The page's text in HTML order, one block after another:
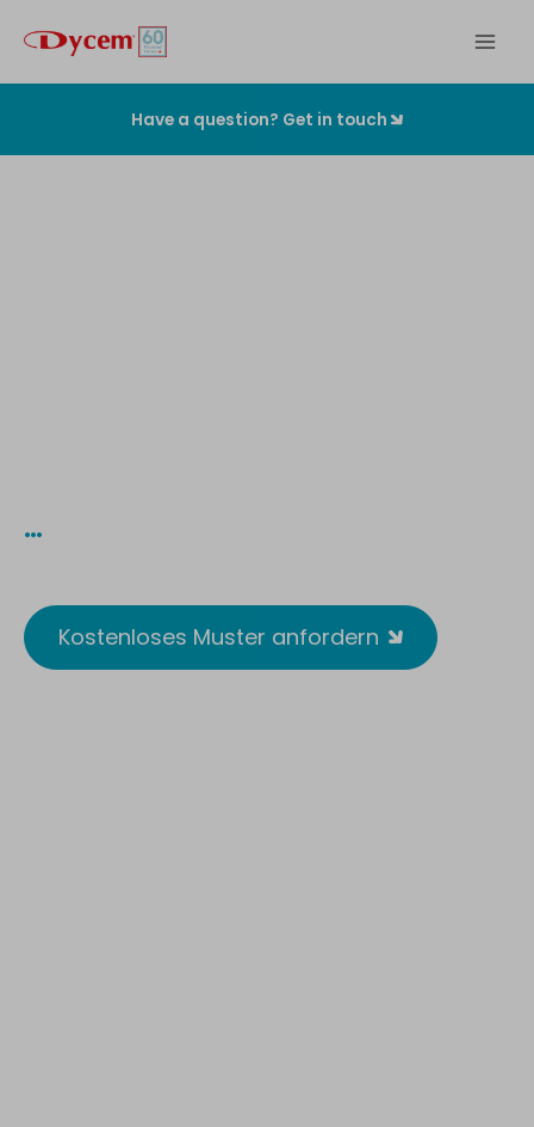
Inhalt
springen
Have a question? Get in touch
…
Kostenloses Muster anfordern